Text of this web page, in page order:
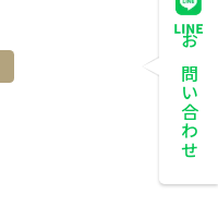
お問い合わせ